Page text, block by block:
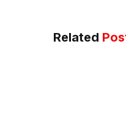
Related